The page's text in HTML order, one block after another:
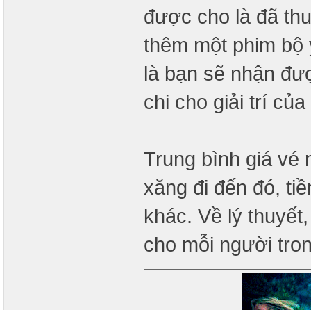
được cho là đã
thêm một phim
là bạn sẽ nhận
chi cho giải trí
Trung bình giá vé
xăng đi đến đó,
khác. Về lý
cho mỗi người